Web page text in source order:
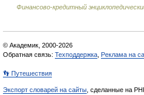
Финансово-кредитный
© Академик, 2000-2026
Обратная связь: Техподдержка Реклама на
👣 Путешествия
Экспорт словарей на сайты , сделанные на